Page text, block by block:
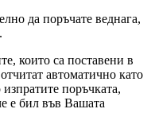
да поръчате веднага,
които са поставени в
автоматично като
поръчката,
е бил във Вашата